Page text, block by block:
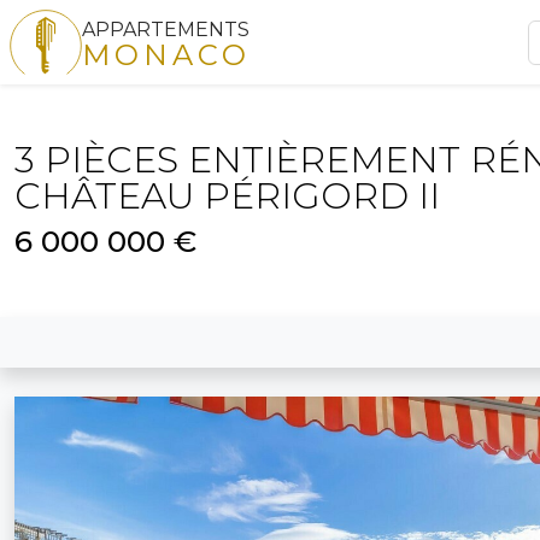
APPARTEMENTS
MONACO
3 PIÈCES ENTIÈREMENT
CHÂTEAU PÉRIGORD II
6 000 000 €